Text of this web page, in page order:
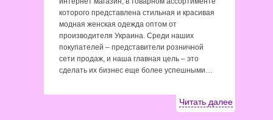
которого представлена стильная и красивая
модная женская одежда оптом от
производителя Украина. Среди наших
покупателей – представители розничной
сети продаж, и наша главная цель – это
сделать их бизнес еще более успешными…
Читать далее